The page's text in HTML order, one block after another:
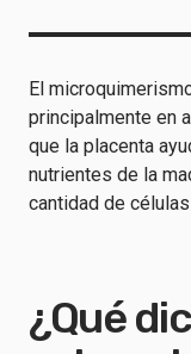
El
principalmente en
que la placenta
nutrientes de la
cantidad de
¿Qué